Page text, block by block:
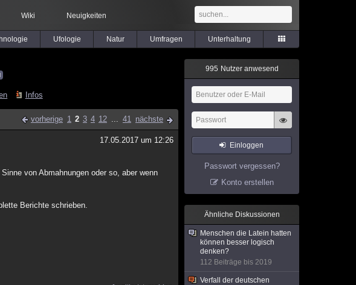
Wiki Neuigkeiten
Ufologie Natur Umfragen Unterhaltung
Infos
vorherige 1 2 3 4 12 ... 41 nächste
17.05.2017 um 12:26
von Abmahnungen oder so, aber wenn
Berichte schrieben.
995 Nutzer anwesend
Einloggen
Passwort vergessen?
Konto erstellen
Ähnliche Diskussionen
Menschen die Latein hatten
können besser logisch
denken?
112 Beiträge bis 2019
Verfall der deutschen